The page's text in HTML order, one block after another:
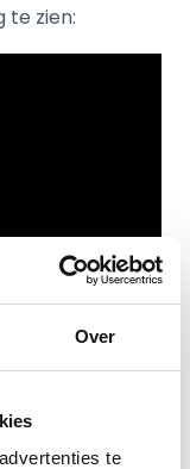
Over
te
te zien: